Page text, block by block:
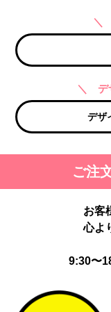
＼
＼ デ
デザ
ご注
お客
心よ
9:30〜